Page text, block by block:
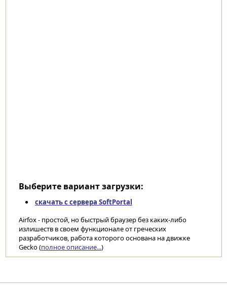
Выберите вариант загрузки:
скачать с сервера SoftPortal
Airfox - простой, но быстрый браузер без каких-либо
излишеств в своем функционале от греческих
разработчиков, работа которого основана на движке
Gecko (полное описание...)